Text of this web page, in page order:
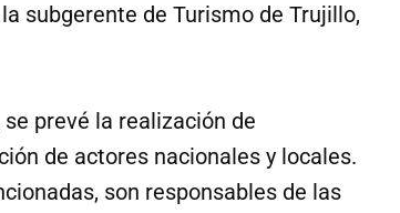
subgerente de Turismo de Trujillo,
prevé la realización de
de actores nacionales y locales.
son responsables de las